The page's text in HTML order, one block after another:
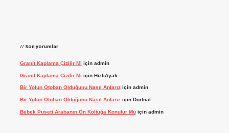
Son yorumlar
Granit Kaplama Çizilir Mi için admin
Granit Kaplama Çizilir Mi için HızlıAyak
Bir Yolun Otoban Olduğunu Nasıl Anlarıziçin admin
Bir Yolun Otoban Olduğunu Nasıl Anlarıziçin Dörtnal
Bebek Puseti Arabanın Ön Koltuğa Konulur Muiçin admin